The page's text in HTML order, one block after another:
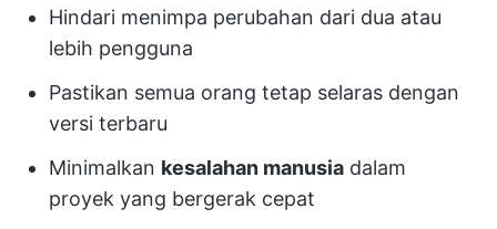
Hindari menimpa perubahan dari dua atau
lebih pengguna
Pastikan semua orang tetap selaras dengan
versi terbaru
Minimalkan kesalahan manusia dalam
proyek yang bergerak cepat